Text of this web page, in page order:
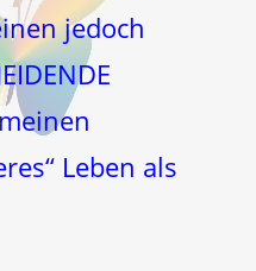
jedoch
Leben als